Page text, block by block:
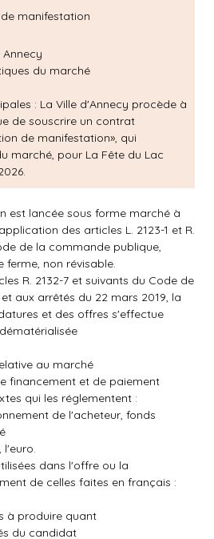
manifestation
Annecy
du marché
: La Ville d'Annecy procède à
de souscrire un contrat
de manifestation», qui
marché, pour La Fête du Lac
est lancée sous forme marché à
des articles L. 2123-1 et R.
de la commande publique,
non révisable.
R. 2132-7 et suivants du Code de
aux arrêtés du 22 mars 2019, la
et des offres s'effectue
au marché
financement et de paiement
qui les réglementent :
de l'acheteur, fonds
l'euro.
dans l'offre ou la
de celles faites en français :
à produire quant
du candidat